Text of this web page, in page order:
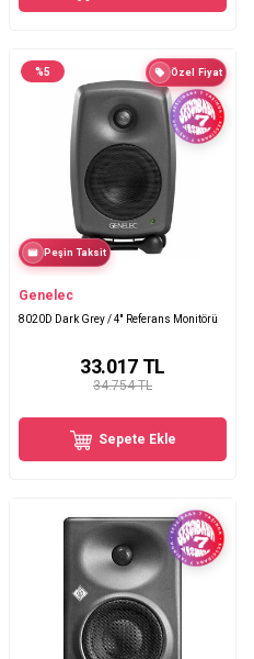
%5 Özel Fiyat
Peşin Taksit
Genelec
8020D Dark Grey / 4'' Referans Monitörü
34.754 TL
33.017TL
Sepete Ekle